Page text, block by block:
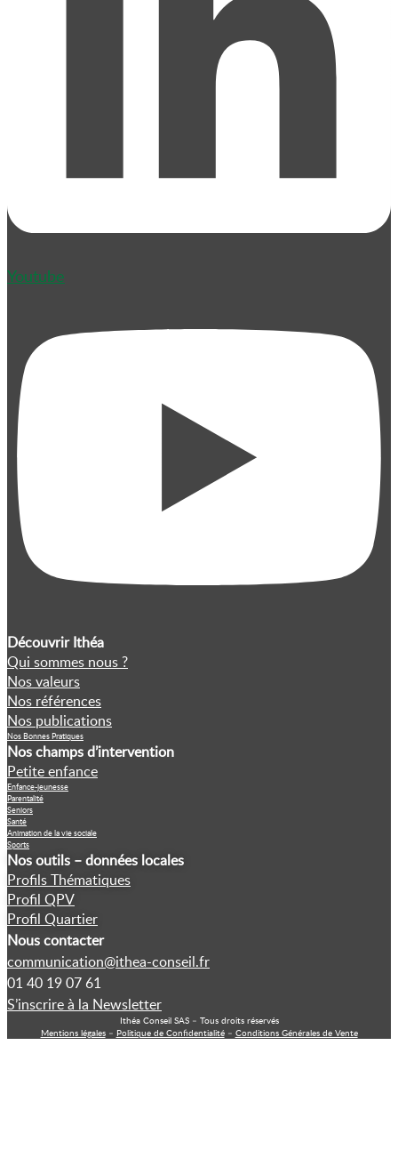
Youtube
Découvrir Ithéa
Qui sommes nous ?
Nos valeurs
Nos références
Nos publications
Nos Bonnes Pratiques
Nos champs d’intervention
Petite enfance
Enfance-jeunesse
Parentalité
Seniors
Santé
Animation de la vie sociale
Sports
Nos outils – données locales
Profils Thématiques
Profil QPV
Profil Quartier
Nous contacter
communication@ithea-conseil.fr
01 40 19 07 61
S’inscrire à la Newsletter
Ithéa Conseil SAS – Tous droits réservés
Mentions légales– Politique de Confidentialité– Conditions Générales de Vente